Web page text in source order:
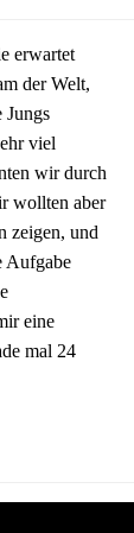
erwartet
der Welt,
Jungs
viel
wir durch
wollten aber
zeigen, und
Aufgabe
eine
mal 24